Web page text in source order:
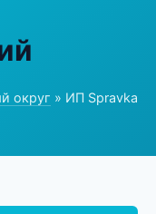
округ » ИП Spravka